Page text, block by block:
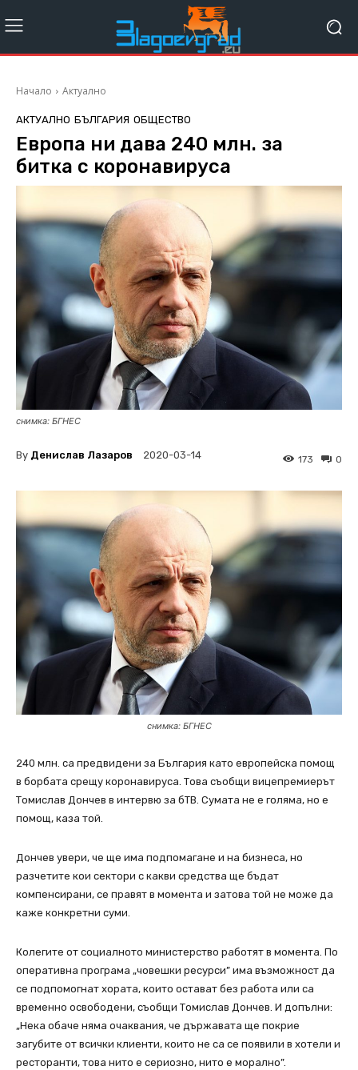
Начало Актуално
АКТУАЛНО БЪЛГАРИЯ ОБЩЕСТВО
Европа ни дава 240 млн. за
битка с коронавируса
снимка: БГНЕС
By Денислав Лазаров 2020-03-14 0
173
снимка: БГНЕС
240 млн. са предвидени за България като европейска помощ
в борбата срещу коронавируса. Това съобщи вицепремиерът
Томислав Дончев в интервю за бТВ. Сумата не е голяма, но е
помощ, каза той.
Дончев увери, че ще има подпомагане и на бизнеса, но
разчетите кои сектори с какви средства ще бъдат
компенсирани, се правят в момента и затова той не може да
каже конкретни суми.
Колегите от социалното министерство работят в момента. По
оперативна програма „човешки ресурси” има възможност да
се подпомогнат хората, които остават без работа или са
временно освободени, съобщи Томислав Дончев. И допълни:
„Нека обаче няма очаквания, че държавата ще покрие
загубите от всички клиенти, които не са се появили в хотели и
ресторанти, това нито е сериозно, нито е морално”.